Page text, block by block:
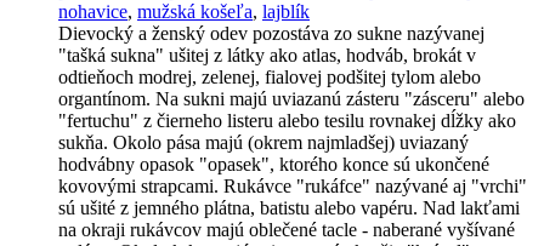
nohavice, mužská košeľa, lajblík
Dievocký a ženský odev pozostáva zo sukne nazývanej
"tašká sukna" ušitej z látky ako atlas, hodváb, brokát v
odtieňoch modrej, zelenej, fialovej podšitej tylom alebo
organtínom. Na sukni majú uviazanú zásteru "zásceru" alebo
"fertuchu" z čierneho listeru alebo tesilu rovnakej dĺžky ako
sukňa. Okolo pása majú (okrem najmladšej) uviazaný
hodvábny opasok "opasek", ktorého konce sú ukončené
kovovými strapcami. Rukávce "rukáfce" nazývané aj "vrchi"
sú ušité z jemného plátna, batistu alebo vapéru. Nad lakťami
na okraji rukávcov majú oblečené tacle - naberané vyšívané